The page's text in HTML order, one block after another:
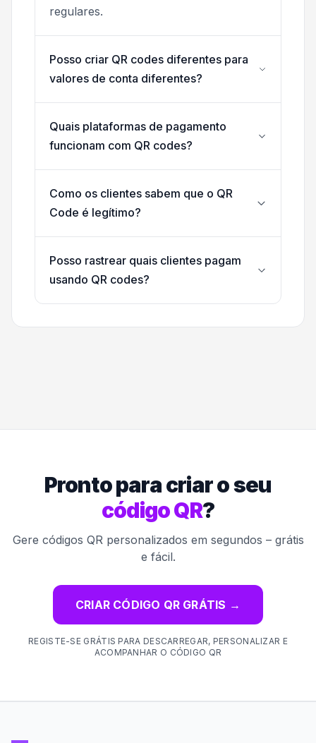
regulares.
Posso criar QR codes diferentes para
valores de conta diferentes?
Quais plataformas de pagamento
funcionam com QR codes?
Como os clientes sabem que o QR
Code é legítimo?
Posso rastrear quais clientes pagam
usando QR codes?
Pronto para criar o seu
código QR?
Gere códigos QR personalizados em segundos – grátis
e fácil.
CRIAR CÓDIGO QR GRÁTIS →
REGISTE-SE GRÁTIS PARA DESCARREGAR, PERSONALIZAR E
ACOMPANHAR O CÓDIGO QR